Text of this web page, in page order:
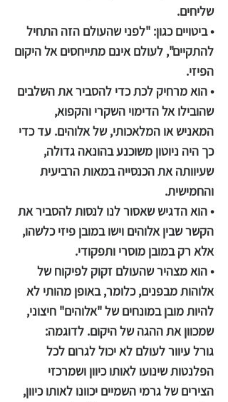
שליחים.
• ביטויים כגון: "לפני שהעולם הזה התחיל
להתקיים", לעולם אינם מתייחסים אל היקום
הפיזי.
• הוא מרחיק לכת כדי להסביר את השלבים
שהובילו אל הדימוי השקרי והקפוא,
המאניש או המלאכותי, של אלוהים. עד כדי
כך היה ניוטון משוכנע בהונאה גדולה,
שעיוותה את הכנסייה במאות הרביעית
והחמישית.
• הוא הדגיש שאסור לנו לנסות להסביר את
הקשר שבין אלוהים וישו במובן פיזי כלשהו,
אלא רק במובן מוסרי ותפקודי.
• הוא מצהיר שהעולם זקוק לפיקוח של
אלוהות מבפנים, כלומר, באופן מהותי לא
להיות מובן במונחים של "אלוהים" חיצוני,
שמכוון את ההגה של היקום. לדוגמה:
גורל עיוור לעולם לא יכול לגרום לכל
הפלנטות שינועו לאותו כיוון ושמרכזי
הצירים של גרמי השמיים יכוונו לאותו כיוון,